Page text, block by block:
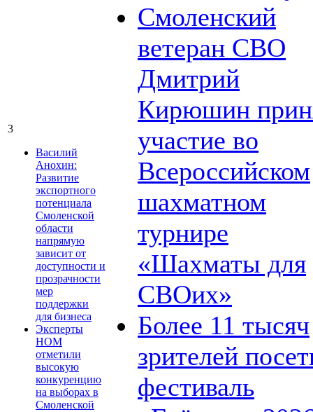
3
Василий
Анохин:
Развитие
экспортного
потенциала
Смоленской
области
напрямую
зависит от
доступности и
прозрачности
мер
поддержки
для бизнеса
Эксперты
НОМ
отметили
высокую
конкуренцию
на выборах в
Смоленской
Смоленский
ветеран СВО
Дмитрий
Кирюшин
участие во
Всероссийском
шахматном
турнире
«Шахматы для
СВОих»
Более 11 тысяч
зрителей
фестиваль